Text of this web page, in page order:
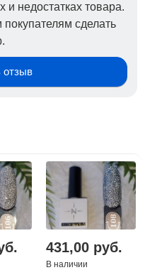
и недостатках товара.
сделать
отзыв
431,00 руб.
В наличии